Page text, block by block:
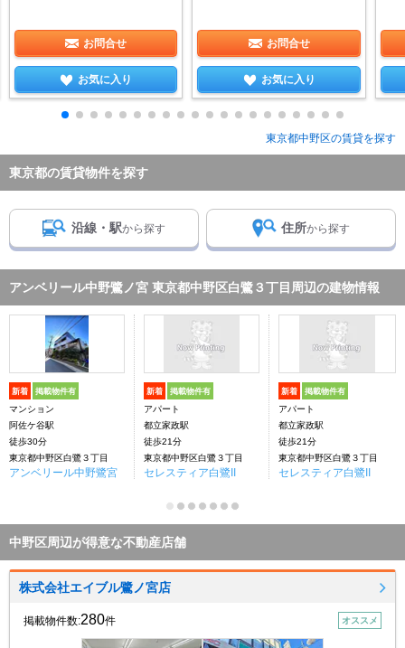
お問合せ
お気に入り
お問合せ
お気に入り
東京都中野区の賃貸を探す
東京都の賃貸物件を探す
沿線・駅から探す 住所から探す
アンベリール中野鷺ノ宮 東京都中野区白鷺３丁目周辺の建物情報
新着 掲載物件有
マンション
阿佐ケ谷駅
徒歩30分
東京都中野区白鷺３丁目
アンベリール中野鷺宮
新着 掲載物件有
アパート
都立家政駅
徒歩21分
東京都中野区白鷺３丁目
セレスティア白鷺II
新着 掲載物件有
アパート
都立家政駅
徒歩21分
東京都中野区白鷺３丁目
セレスティア白鷺II
中野区周辺が得意な不動産店舗
株式会社エイブル鷺ノ宮店
掲載物件数:280件 オススメ